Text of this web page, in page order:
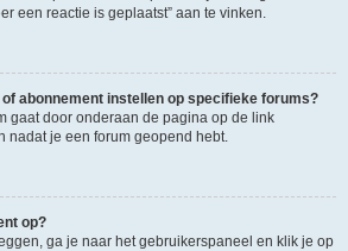
een reactie is geplaatst” aan te vinken.
of abonnement instellen op specifieke forums?
gaat door onderaan de pagina op de link
nadat je een forum geopend hebt.
op?
ga je naar het gebruikerspaneel en klik je op